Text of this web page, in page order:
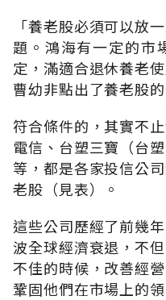
「養老股必須可以放
題。鴻海有一定的市
定，滿適合退休養老
曹幼非點出了養老股的
符合條件的，其實不
電信、台塑三寶（台
等，都是各家投信公
老股（見表）。
這些公司歷經了前幾
波全球經濟衰退，不
不佳的時候，改善經
鞏固他們在市場上的